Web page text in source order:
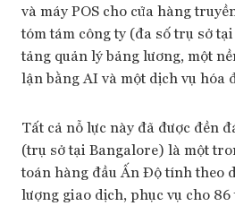
và máy POS cho cửa hàng
tóm tám công ty (đa số trụ sở
tảng quản lý bảng lương, một
lận bằng AI và một dịch vụ hóa
Tất cả nỗ lực này đã được đền
(trụ sở tại Bangalore) là một
toán hàng đầu Ấn Độ tính theo
lượng giao dịch, phục vụ cho